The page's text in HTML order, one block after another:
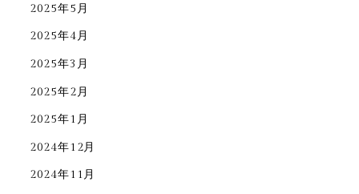
2025年5月
2025年4月
2025年3月
2025年2月
2025年1月
2024年12月
2024年11月